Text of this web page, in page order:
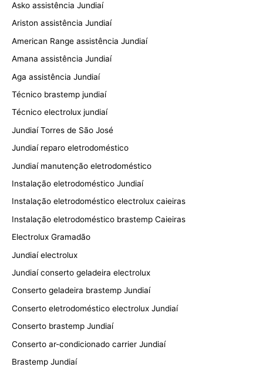
Asko assistência Jundiaí
Ariston assistência Jundiaí
American Range assistência Jundiaí
Amana assistência Jundiaí
Aga assistência Jundiaí
Técnico brastemp jundiaí
Técnico electrolux jundiaí
Jundiaí Torres de São José
Jundiaí reparo eletrodoméstico
Jundiaí manutenção eletrodoméstico
Instalação eletrodoméstico Jundiaí
Instalação eletrodoméstico electrolux caieiras
Instalação eletrodoméstico brastemp Caieiras
Electrolux Gramadão
Jundiaí electrolux
Jundiaí conserto geladeira electrolux
Conserto geladeira brastemp Jundiaí
Conserto eletrodoméstico electrolux Jundiaí
Conserto brastemp Jundiaí
Conserto ar-condicionado carrier Jundiaí
Brastemp Jundiaí